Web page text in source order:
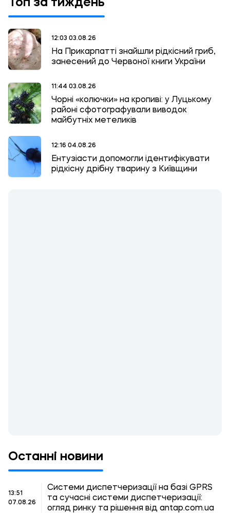
Топ за тиждень
12:03 03.08.26
На Прикарпатті знайшли рідкісний гриб,
занесений до Червоної книги України
11:44 03.08.26
Чорні «колючки» на кропиві: у Луцькому
районі сфотографували виводок
майбутніх метеликів
12:16 04.08.26
Ентузіасти допомогли ідентифікувати
рідкісну дрібну тварину з Київщини
Останні новини
13:51
07.08.26
Системи диспетчеризації на базі GPRS
та сучасні системи диспетчеризації:
огляд ринку та рішення від antap.com.ua